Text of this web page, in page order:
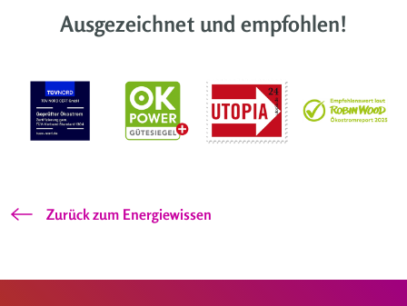
Ausgezeichnet und empfohlen!
Zurück zum Energiewissen